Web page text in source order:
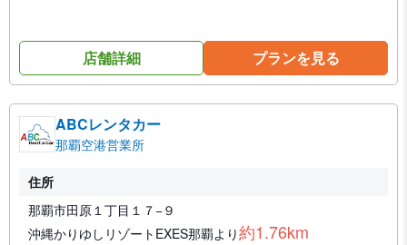
店舗詳細 プランを見る
ABCレンタカー
那覇空港営業所
住所
那覇市田原１丁目１７−９
沖縄かりゆしリゾートEXES那覇より約1.76km